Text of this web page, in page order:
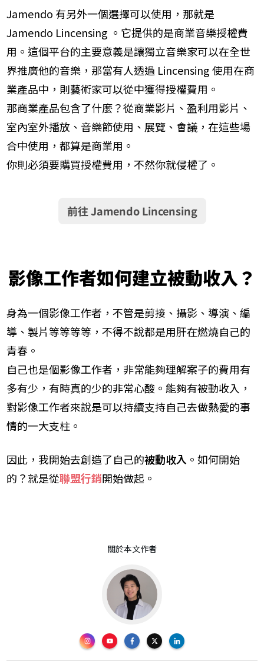
Jamendo 有另外一個選擇可以使用，那就是
Jamendo Lincensing 。它提供的是商業音樂授權費
用。這個平台的主要意義是讓獨立音樂家可以在全世
界推廣他的音樂，那當有人透過 Lincensing 使用在商
業產品中，​則藝術家可以從中獲得授權費用。
那商業產品包含了什麼？從​商業影片、盈利用影片、
室內室外播放、音樂節使用、展覽、會議，在這些場
合中使用，都算是商業用​。
你則必須要購買授權費用，不然你就侵權了。
前往Jamendo​Lincensing
影像工作者如何建立被動收入？
身為一個影像工作者，不管是剪接、攝影、導演、編
導、製片等等等等，不得不說都是用肝在燃燒自己的
青春。
自己也是個影像工作者，非常能夠理解案子的費用有
多有少，有時真的少的非常心酸。能夠有被動收入，
對影像工作者來說是可以持續支持自己去做熱愛的事
情的一大支柱。
因此，我開始去創造了自己的被動收入 。如何開始
的？就是從聯盟行銷開始做起。
關於本文作者